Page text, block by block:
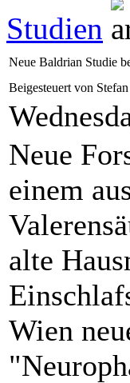
Studien
Neue Baldrian Studie
Beigesteuert von
Neue
einem
alte
Wien